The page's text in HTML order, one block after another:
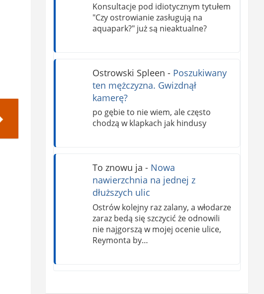
Konsultacje pod idiotycznym tytułem
"Czy ostrowianie zasługują na
aquapark?" już są nieaktualne?
Ostrowski Spleen - Poszukiwany
ten mężczyzna. Gwizdnął
kamerę?
po gębie to nie wiem, ale często
chodzą w klapkach jak hindusy
To znowu ja - Nowa
nawierzchnia na jednej z
dłuższych ulic
Ostrów kolejny raz zalany, a włodarze
zaraz bedą się szczycić że odnowili
nie najgorszą w mojej ocenie ulice,
Reymonta by…